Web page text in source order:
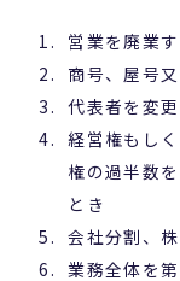
営業を廃業
商号、屋号
代表者を変
経営権もし
権の過半数
とき
会社分割、
業務全体を